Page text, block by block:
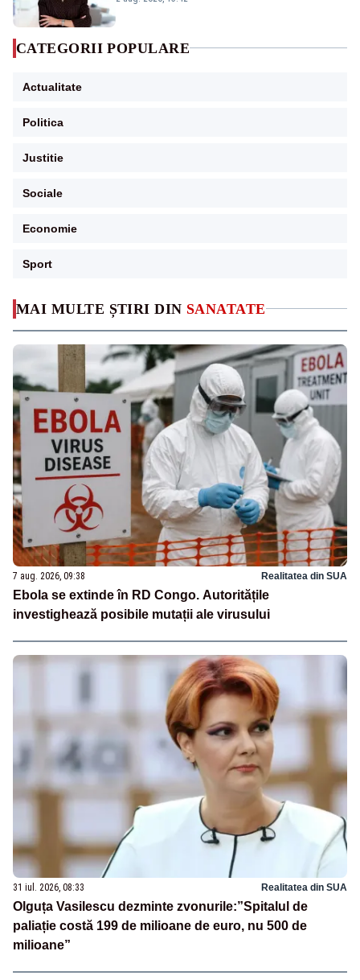
MAI MULTE ȘTIRI DIN SANATATE
7 aug. 2026, 09:38 Realitatea din SUA
Ebola se extinde în RD Congo. Autoritățile
investighează posibile mutații ale virusului
31 iul. 2026, 08:33 Realitatea din SUA
Olguța Vasilescu dezminte zvonurile:”Spitalul de
paliație costă 199 de milioane de euro, nu 500 de
milioane”
CATEGORII POPULARE
Actualitate
Politica
Justitie
Sociale
Economie
Sport